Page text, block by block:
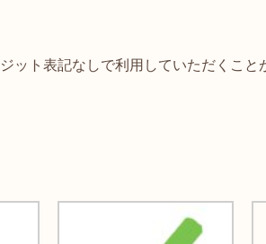
ット表記なしで利用していただくこと